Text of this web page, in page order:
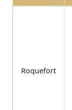
Roquefort